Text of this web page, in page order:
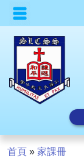
首頁 » 家課冊